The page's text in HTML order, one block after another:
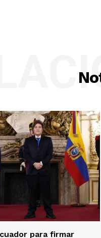
para firmar